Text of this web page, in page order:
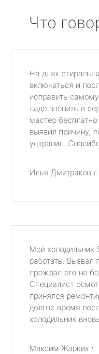
Что
На днях
включаться и
исправить
надо звонить в
мастер
выявил причину,
устранил.
Илья Дмитраков
Мой холодильник
работать. Вызвал
прождал его не
Специалист
принялся
долгое время
холодильник
Максим Жарких